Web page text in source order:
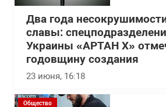
Два года
славы:
Украины «АРТАН Х»
годовщину создания
23 июня, 16:18
Общество